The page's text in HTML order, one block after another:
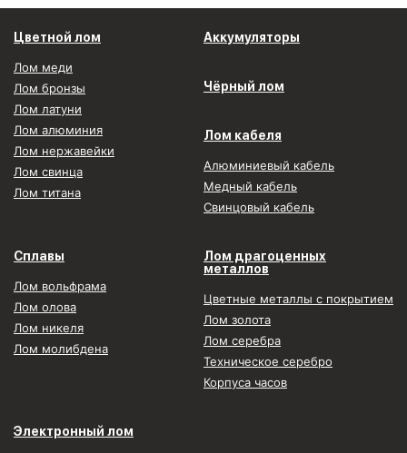
Цветной лом
Лом меди
Лом бронзы
Лом латуни
Лом алюминия
Лом нержавейки
Лом свинца
Лом титана
Аккумуляторы
Чёрный лом
Лом кабеля
Алюминиевый кабель
Медный кабель
Свинцовый кабель
Сплавы
Лом вольфрама
Лом олова
Лом никеля
Лом молибдена
Лом драгоценных
металлов
Цветные металлы с покрытием
Лом золота
Лом серебра
Техническое серебро
Корпуса часов
Электронный лом